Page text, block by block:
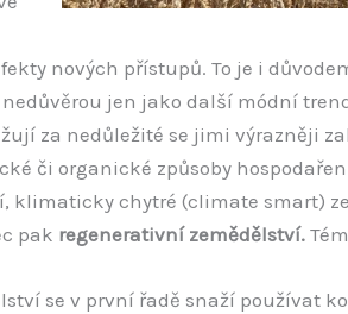
nových přístupů. To je i
jen jako další módní
za nedůležité se jimi výrazněji
či organické způsoby
klimaticky chytré (climate smart)
pak regenerativní zemědělství.
se v první řadě snaží používat